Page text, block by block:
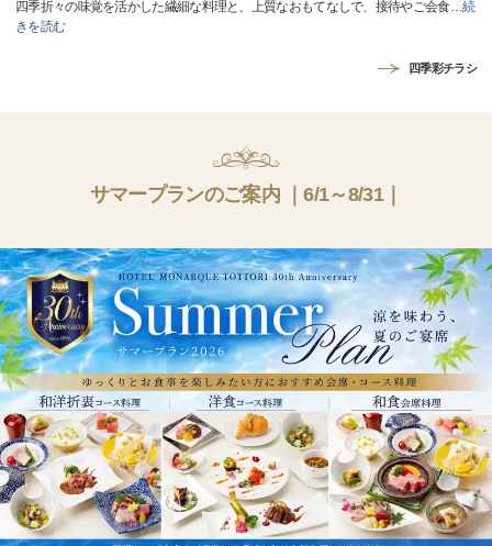
四季折々の味覚を活かした繊細な料理と、上質なおもてなしで、接待やご会食…続
きを読む
四季彩チラシ
サマープランのご案内 ｜6/1～8/31｜